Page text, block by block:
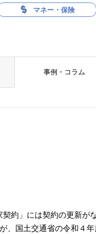
マネー・保険
事例・コラム
約」には契約の更新が
国土交通省の令和４